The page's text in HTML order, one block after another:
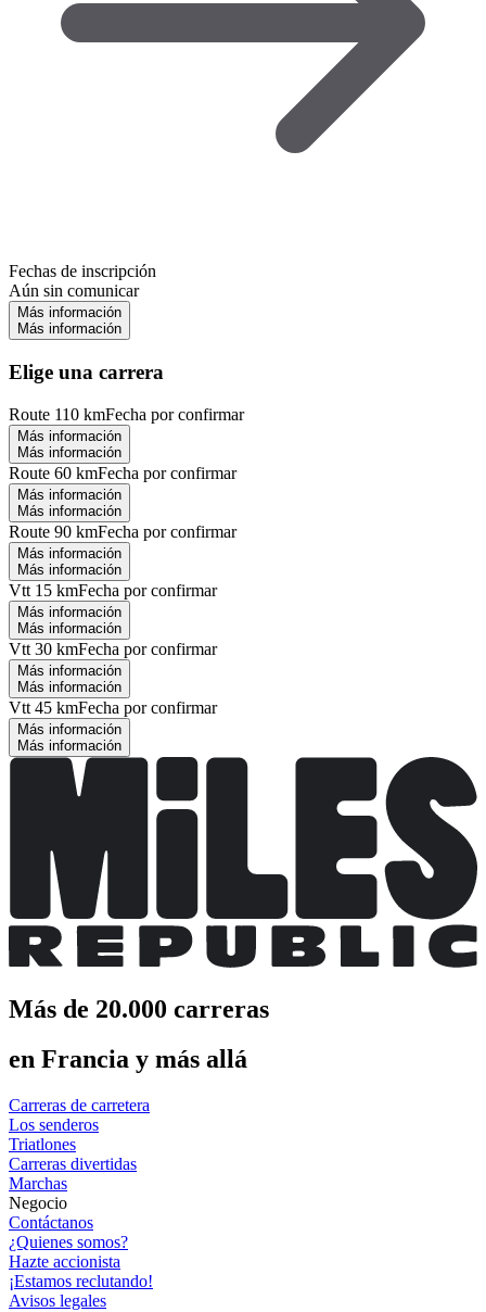
Fechas de inscripción
Aún sin comunicar
Más información
Más información
Elige una carrera
Route 110 kmFecha por confirmar
Más información
Más información
Route 60 kmFecha por confirmar
Más información
Más información
Route 90 kmFecha por confirmar
Más información
Más información
Vtt 15 kmFecha por confirmar
Más información
Más información
Vtt 30 kmFecha por confirmar
Más información
Más información
Vtt 45 kmFecha por confirmar
Más información
Más información
Más de 20.000 carreras
en Francia y más allá
Carreras de carretera
Los senderos
Triatlones
Carreras divertidas
Marchas
Negocio
Contáctanos
¿Quienes somos?
Hazte accionista
¡Estamos reclutando!
Avisos legales